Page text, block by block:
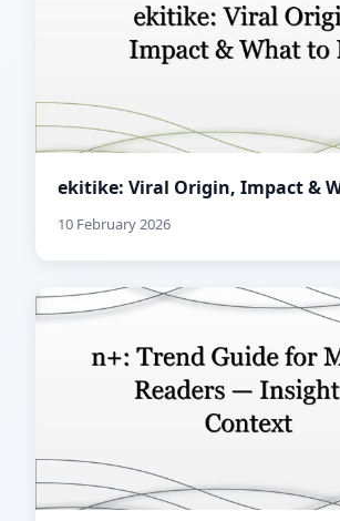
ekitike: Viral Origin, Impact &
10 February 2026